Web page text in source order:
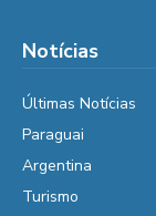
Notícias
Últimas Notícias
Paraguai
Argentina
Turismo